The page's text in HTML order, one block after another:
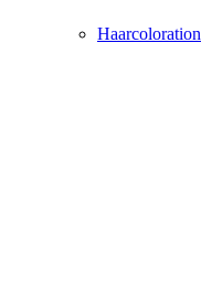
Haarcoloration